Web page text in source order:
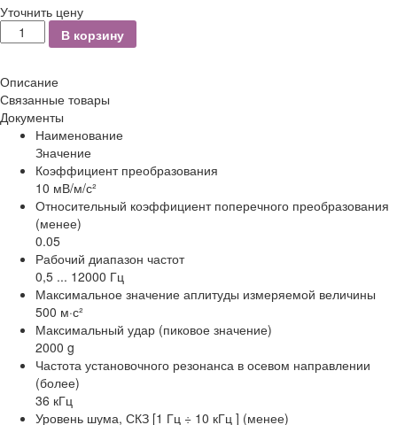
Уточнить цену
КоличествоВ корзину
Описание
Связанные товары
Документы
Наименование
Значение
Коэффициент преобразования
10 мВ/м/с²
Относительный коэффициент поперечного преобразования
(менее)
0.05
Рабочий диапазон частот
0,5 ... 12000 Гц
Максимальное значение аплитуды измеряемой величины
500 м·с²
Максимальный удар (пиковое значение)
2000 g
Частота установочного резонанса в осевом направлении
(более)
36 кГц
Уровень шума, СКЗ [1 Гц ÷ 10 кГц ] (менее)